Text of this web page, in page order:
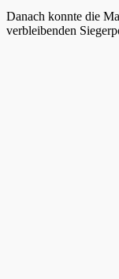
Danach konnte die
verbleibenden